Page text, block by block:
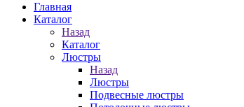
Главная
Каталог
Назад
Каталог
Люстры
Назад
Люстры
Подвесные люстры